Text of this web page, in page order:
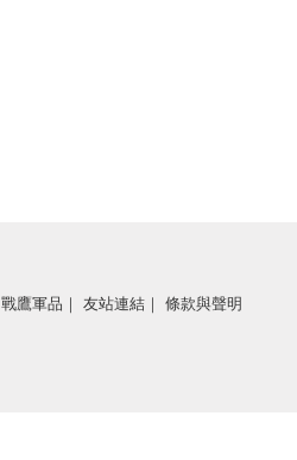
戰鷹軍品 ｜ 友站連結 ｜ 條款與聲明